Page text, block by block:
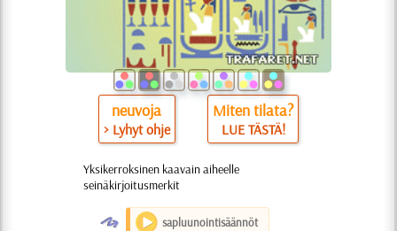
neuvoja
> Lyhyt ohje
Miten tilata?
LUE TÄSTÄ!
Yksikerroksinen kaavain aiheelle
seinäkirjoitusmerkit
O sapluunointisäännöt